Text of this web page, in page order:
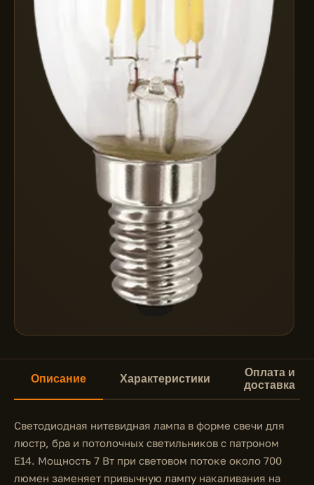
Описание Характеристики
Оплата и
доставка
Светодиодная нитевидная лампа в форме свечи для
люстр, бра и потолочных светильников с патроном
E14. Мощность 7 Вт при световом потоке около 700
люмен заменяет привычную лампу накаливания на